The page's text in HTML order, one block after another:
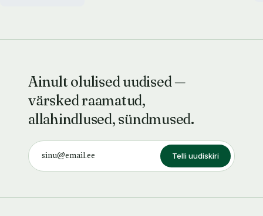
Ainult olulised uudised —
värsked raamatud,
allahindlused, sündmused.
Telli uudiskiri